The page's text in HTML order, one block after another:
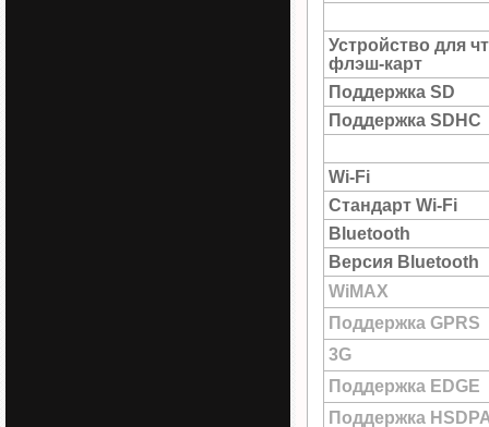
Устройство для
флэш-карт
Поддержка SD
Поддержка SDHC
Wi-Fi
Стандарт Wi-Fi
Bluetooth
Версия Bluetooth
WiMAX
Поддержка GPRS
3G
Поддержка EDGE
Поддержка